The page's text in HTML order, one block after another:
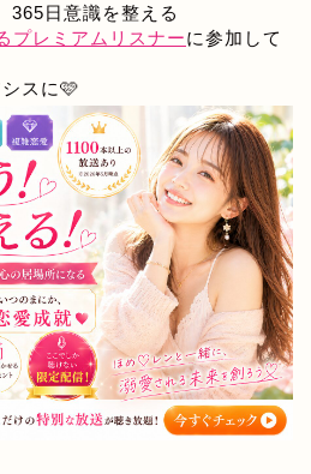
日意識を整える
プレミアムリスナーに参加して
スに🩷